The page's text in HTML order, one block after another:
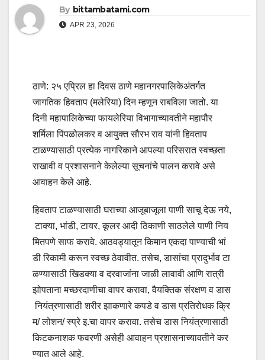
By bittambatami.com
APR 23, 2026
ठाणे: २५ एप्रिल हा दिवस ठाणे महानगरपालिकेअंतर्गत
जागतिक हिवताप (मलेरिया) दिन म्हणून राबविला जातो. या
दिनी महापालिकेच्या फायलेरिया विभागाच्यावतीने महापौर
शर्मिला पिंपळोलकर व आयुक्त सौरभ राव यांनी हिवताप
टाळण्यासाठी प्रत्येक नागरिकाने आपल्या परिसरात स्वच्छता
राखावी व प्रशासनाने केलेल्या सूचनांचे पालन करावे असे
आवाहन केले आहे.
हिवताप टाळण्यासाठी घराच्या आजूबाजूला पाणी साचू देऊ नये,
टाक्या, भांडी, टायर, कूलर आदी ठिकाणी साठलेले पाणी निय
मितपणे साफ करावे. आठवड्यातून किमान एकदा पाण्याची भां
डी रिकामी करून स्वच्छ ठेवावीत. तसेच, डासांचा प्रादुर्भाव टा
ळण्यासाठी खिडक्या व दरवाजांना जाळी लावावी आणि रात्री
झोपताना मच्छरदाणीचा वापर करावा, वैयक्तिक संरक्षण व डास
नियंत्रणासाठी शरीर झाकणारे कपडे व डास प्रतिरोधक क्रि
म/ लोशन/ स्प्रे इ.चा वापर करावा. तसेच डास नियंत्रणासाठी
किटकनाशक फवरणी असेही आवाहन प्रशासनाच्यावतीने कर
ण्यात आले आहे.